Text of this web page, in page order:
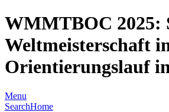
WMMTBOC 2025:
Weltmeisterschaft
Orientierungslauf
Menu
SearchHome